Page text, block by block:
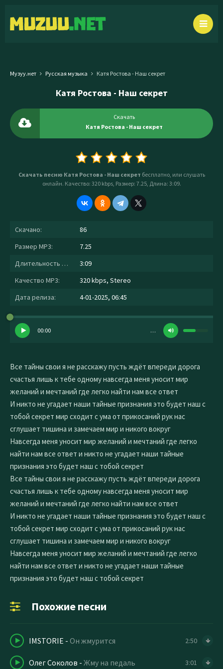
Музуу.нет Русская музыка Катя Ростова - Наш секрет
Катя Ростова - Наш секрет
Скачать
Катя Ростова - Наш секрет
Скачать песню Катя Ростова - Наш секрет бесплатно, или слушать
онлайн. Качество: 320 kbps, Размер: 7.25, Длина: 3:09.
Скачано:
86
Размер MP3:
7.25
Длительность MP3:
3:09
Качество MP3:
320 kbps, Stereo
Дата релиза:
4-01-2025, 06:45
00:00 …
Все тайны свои я не расскажу пусть ждёт впереди дорога
счастья лишь к тебе одному навсегда меня уносит мир
желаний и мечтаний где легко найти нам все ответ
И никто не угадает наши тайные признания это будет наш с
тобой секрет мир сходит с ума от прикосаний рук нас
сглушает тишина и замечаем мир и никого вокруг
Навсегда меня уносит мир желаний и мечтаний где легко
найти нам все ответ и никто не угадает наши тайные
признания это будет наш с тобой секрет
Все тайны свои я не расскажу пусть ждёт впереди дорога
счастья лишь к тебе одному навсегда меня уносит мир
желаний и мечтаний где легко найти нам все ответ
И никто не угадает наши тайные признания это будет наш с
тобой секрет мир сходит с ума от прикосаний рук нас
сглушает тишина и замечаем мир и никого вокруг
Навсегда меня уносит мир желаний и мечтаний где легко
найти нам все ответ и никто не угадает наши тайные
признания это будет наш с тобой секрет
Похожие песни
IMSTORIE - Он жмурится 2:50
Олег Соколов - Жму на педаль 3:01